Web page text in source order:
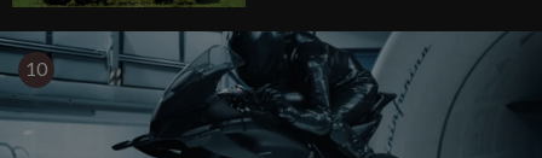
10